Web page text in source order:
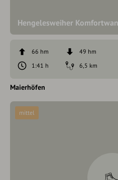
Hengelesweiher
66 hm
49 hm
1:41 h
6,5 km
Maierhöfen
mittel